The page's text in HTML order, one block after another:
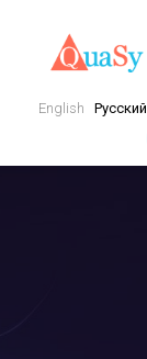
English Русский